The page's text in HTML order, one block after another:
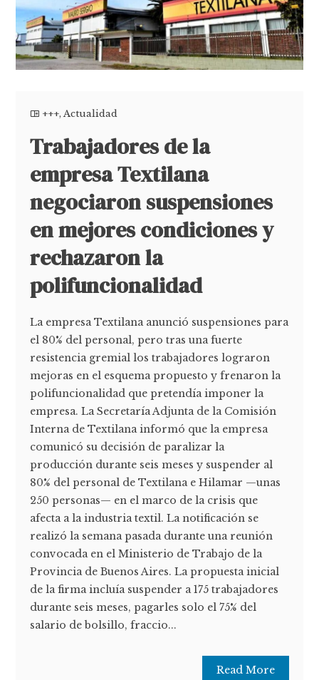
+++,Actualidad
Trabajadores de la
empresa Textilana
negociaron suspensiones
en mejores condiciones y
rechazaron la
polifuncionalidad
La empresa Textilana anunció suspensiones para
el 80% del personal, pero tras una fuerte
resistencia gremial los trabajadores lograron
mejoras en el esquema propuesto y frenaron la
polifuncionalidad que pretendía imponer la
empresa. La Secretaría Adjunta de la Comisión
Interna de Textilana informó que la empresa
comunicó su decisión de paralizar la
producción durante seis meses y suspender al
80% del personal de Textilana e Hilamar —unas
250 personas— en el marco de la crisis que
afecta a la industria textil. La notificación se
realizó la semana pasada durante una reunión
convocada en el Ministerio de Trabajo de la
Provincia de Buenos Aires. La propuesta inicial
de la firma incluía suspender a 175 trabajadores
durante seis meses, pagarles solo el 75% del
salario de bolsillo, fraccio...
Read More